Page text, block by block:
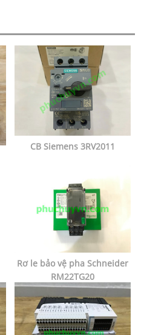
CB Siemens 3RV2011
Rơ le bảo vệ pha Schneider
RM22TG20